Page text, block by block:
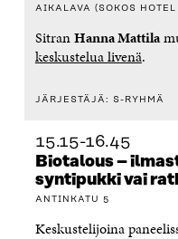
AIKALAVA (SOKOS
SitranHanna Mattila
keskustelua livenä.
JÄRJESTÄJÄ: S-RYHMÄ
15.15-16.45
Biotalous –
syntipukki vai
ANTINKATU 5
Keskustelijoina